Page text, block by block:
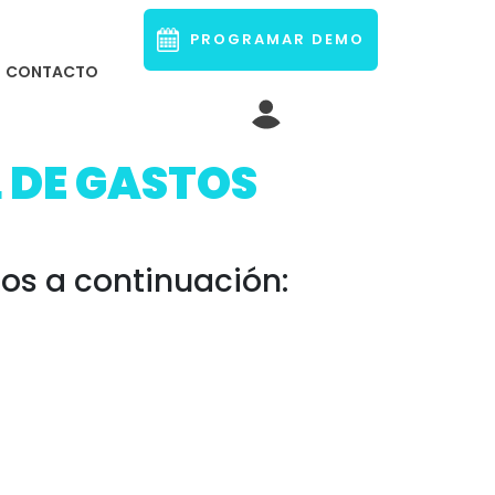
CONTACTO
PROGRAMAR DEMO
GASTOS
a continuación: